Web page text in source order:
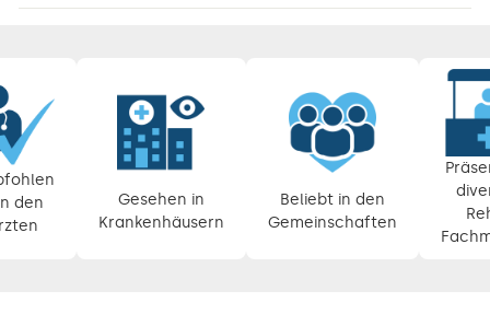
Diashow
den
Gesehen in
Krankenhäusern
Beliebt in den
Gemeinschaften